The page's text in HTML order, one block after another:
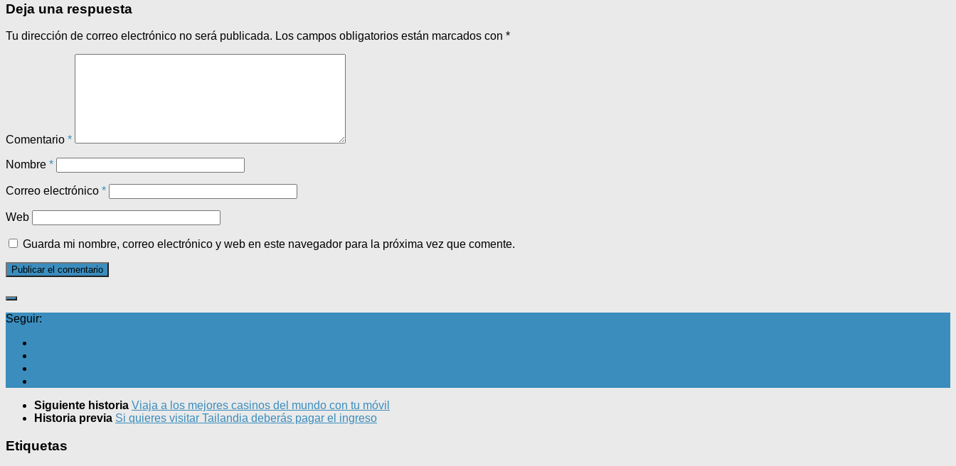
Deja una respuesta
Tu dirección de correo electrónico no será publicada. Los campos obligatorios están marcados con *
Comentario *
Nombre *
Correo electrónico *
Web
Guarda mi nombre, correo electrónico y web en este navegador para la próxima vez que comente.
Seguir:
Siguiente historia Viaja a los mejores casinos del mundo con tu móvil
Historia previa Si quieres visitar Tailandia deberás pagar el ingreso
Etiquetas